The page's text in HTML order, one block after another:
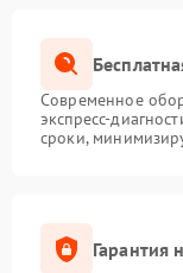
Современное
экспресс-
сроки,
Гарантия